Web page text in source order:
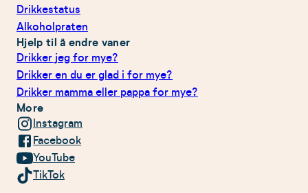
Drikkestatus
Alkoholpraten
Hjelp til å endre vaner
Drikker jeg for mye?
Drikker en du er glad i for mye?
Drikker mamma eller pappa for mye?
More
Instagram
Facebook
YouTube
TikTok